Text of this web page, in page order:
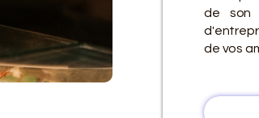
de son
de vos